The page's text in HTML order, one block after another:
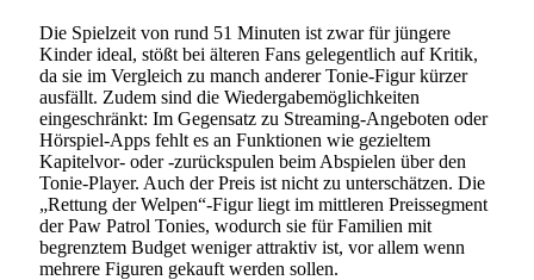
Die Spielzeit von rund 51 Minuten ist zwar für jüngere
Kinder ideal, stößt bei älteren Fans gelegentlich auf Kritik,
da sie im Vergleich zu manch anderer Tonie-Figur kürzer
ausfällt. Zudem sind die Wiedergabemöglichkeiten
eingeschränkt: Im Gegensatz zu Streaming-Angeboten oder
Hörspiel-Apps fehlt es an Funktionen wie gezieltem
Kapitelvor- oder -zurückspulen beim Abspielen über den
Tonie-Player. Auch der Preis ist nicht zu unterschätzen. Die
„Rettung der Welpen“-Figur liegt im mittleren Preissegment
der Paw Patrol Tonies, wodurch sie für Familien mit
begrenztem Budget weniger attraktiv ist, vor allem wenn
mehrere Figuren gekauft werden sollen.